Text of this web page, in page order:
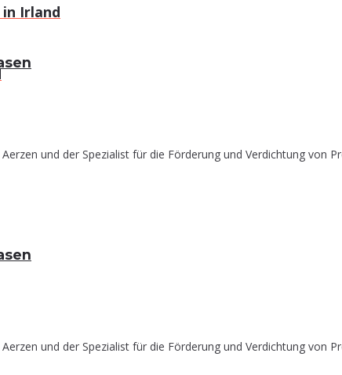
und der Spezialist für die Förderung und Verdichtung von
und der Spezialist für die Förderung und Verdichtung von
Irland